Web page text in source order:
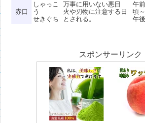
赤口
しゃっこ
う
せきぐち
万事に用いない悪日
火や刃物に注意する日
とされる。
午
頃～
午
スポンサーリンク